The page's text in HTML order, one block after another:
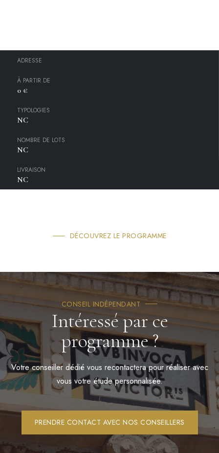
ADRESSE
À PARTIR DE
0 €
TYPOLOGIES
NC
NOMBRE DE LOTS
NC
LIVRAISON
NC
DÉCOUVREZ LE PROGRAMME
CONSEIL INDÉPENDANT
Intéressé par ce
programme ?
Votre conseiller dédié vous recontactera pour réaliser avec
vous votre étude personnalisée.
PRENDRE CONTACT AVEC NOS CONSEILLERS